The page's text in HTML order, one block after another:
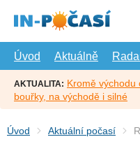
hlavní
Úvod
Aktuálně
AKTUALITA: Kromě
bouřky, na východě i silné
Úvod Aktuální počasí